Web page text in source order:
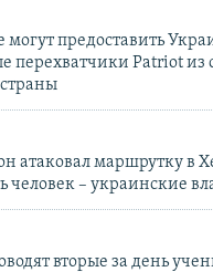
предоставить
перехватчики Patriot из
атаковал маршрутку в
человек – украинские
вторые за день